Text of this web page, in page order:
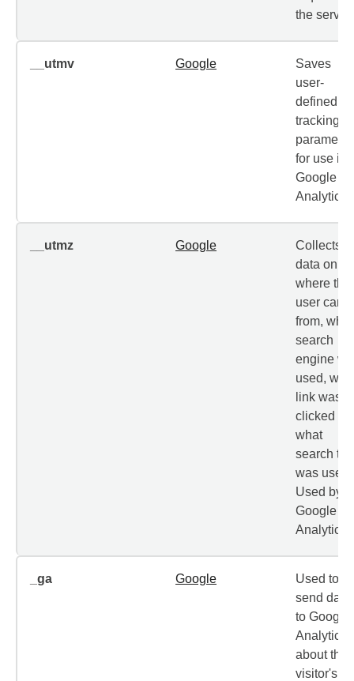
the server.
__utmv Google
Saves
user-
defined
tracking
for use in
Google
Analytics.
__utmz Google
Collects
data on
where the
user came
from, what
search
engine
used,
link was
clicked
what
search
was used.
Used by
Google
Analytics.
_ga Google
Used to
send data
to Google
Analytics
about the
visitor's